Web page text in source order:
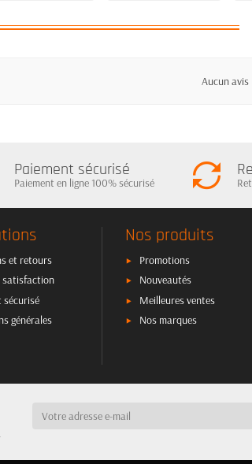
Aucun avis
Paiement sécurisé
Paiement en ligne 100% sécurisé
et retours
sécurisé
générales
Nos produits
Promotions
Nouveautés
Meilleures ventes
Nos marques